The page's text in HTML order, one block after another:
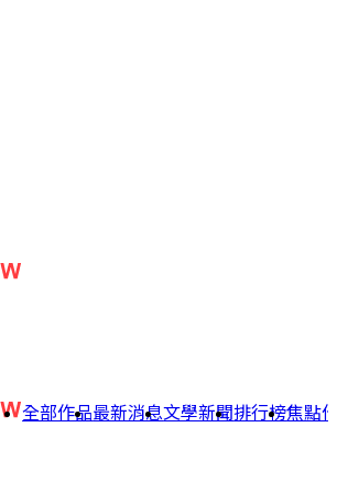
全部作品最新消息文學新聞排行榜焦點